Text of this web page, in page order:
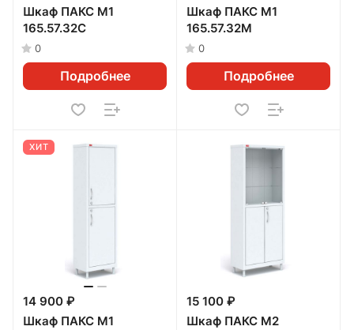
Шкаф ПАКС М1
165.57.32С
0
Подробнее
Шкаф ПАКС М1
165.57.32М
0
Подробнее
ХИТ
14 900 ₽
Шкаф ПАКС М1
15 100 ₽
Шкаф ПАКС М2